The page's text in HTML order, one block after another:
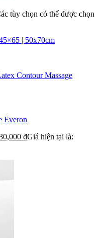
tùy chọn có thể được chọn
| 50x70cm
Everon
₫Giá hiện tại là: